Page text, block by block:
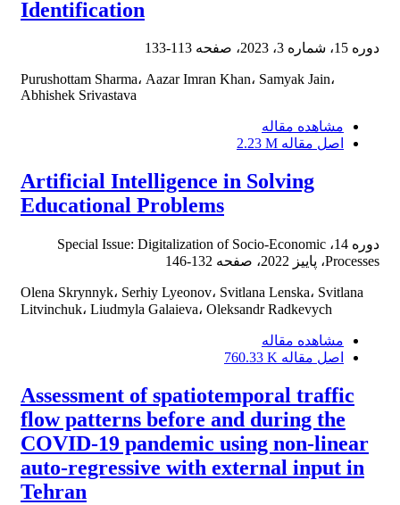
Identification
دوره 15، شماره 3، 2023، صفحه 113-133
Purushottam Sharma، Aazar Imran Khan، Samyak Jain،
Abhishek Srivastava
مشاهده مقاله
اصل مقاله 2.23 M
Artificial Intelligence in Solving
Educational Problems
دوره 14، Special Issue: Digitalization of Socio-Economic
Processes، پاییز 2022، صفحه
132-146
Olena Skrynnyk، Serhiy Lyeonov، Svitlana Lenska، Svitlana
Litvinchuk، Liudmyla Galaieva، Oleksandr Radkevych
مشاهده مقاله
اصل مقاله 760.33 K
Assessment of spatiotemporal traffic
flow patterns before and during the
COVID-19 pandemic using non-linear
auto-regressive with external input in
Tehran